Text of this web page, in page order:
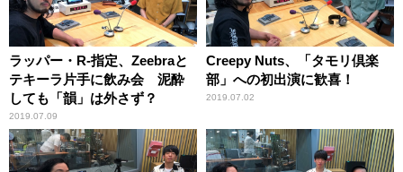
ラッパー・R-指定、Zeebraと
テキーラ片手に飲み会 泥酔
しても「韻」は外さず？
2019.07.09
Creepy Nuts、「タモリ倶楽
部」への初出演に歓喜！
2019.07.02